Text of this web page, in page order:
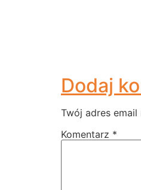
Dodaj
Twój adres
Komentarz *